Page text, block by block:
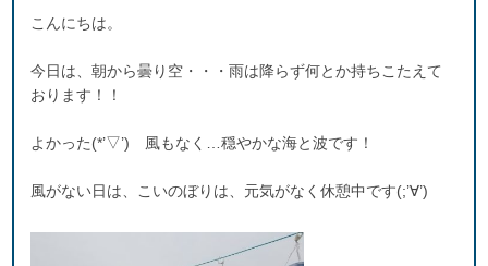
こんにちは。
今日は、朝から曇り空・・・雨は降らず何とか持ちこたえて
おります！！
よかった(*’▽’) 風もなく…穏やかな海と波です！
風がない日は、こいのぼりは、元気がなく休憩中です(;’∀’)